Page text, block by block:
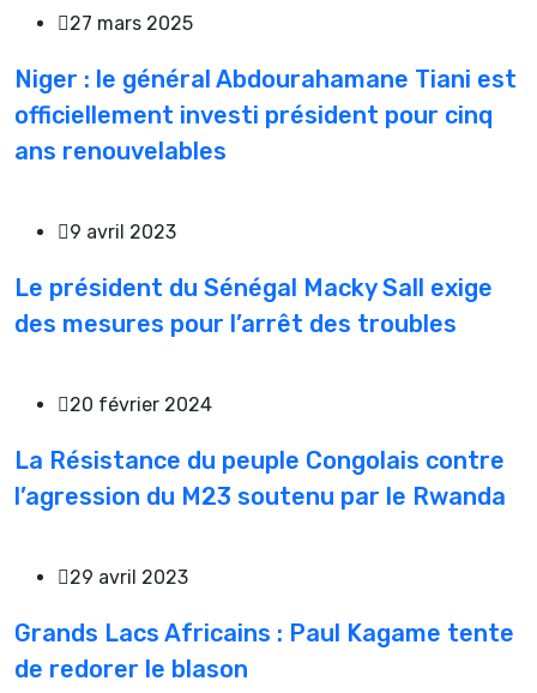
27 mars 2025
Niger : le général Abdourahamane Tiani est
officiellement investi président pour cinq
ans renouvelables
9 avril 2023
Le président du Sénégal Macky Sall exige
des mesures pour l’arrêt des troubles
20 février 2024
La Résistance du peuple Congolais contre
l’agression du M23 soutenu par le Rwanda
29 avril 2023
Grands Lacs Africains : Paul Kagame tente
de redorer le blason